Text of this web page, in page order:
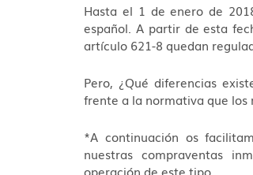
Hasta el 1 de enero de
español. A partir de esta
artículo 621-8 quedan
Pero, ¿Qué diferencias
frente a la normativa que los
*A continuación os
nuestras compraventas
operación de este tipo.